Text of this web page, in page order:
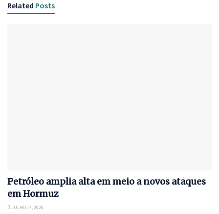
Related Posts
Petróleo amplia alta em meio a novos ataques
em Hormuz
JULHO 14, 2026